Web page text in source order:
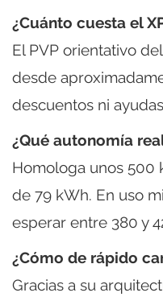
¿Cuánto cuesta el
El PVP orientativo
desde
descuentos ni
¿Qué autonomía
Homologa unos 500
de 79 kWh. En uso
esperar entre 380 y
¿Cómo de rápido
Gracias a su